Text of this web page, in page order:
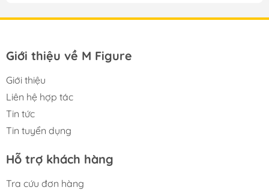
Giới thiệu về M Figure
Giới thiệu
Liên hệ hợp tác
Tin tức
Tin tuyển dụng
Hỗ trợ khách hàng
Tra cứu đơn hàng